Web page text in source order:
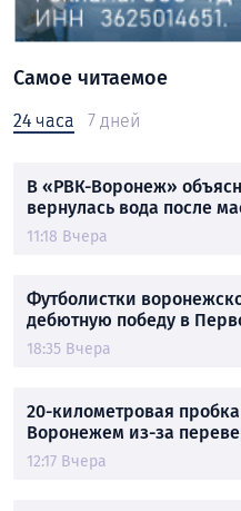
Самое читаемое
24 часа 7 дней
В «РВК-Воронеж»
вернулась вода после
11:18 Вчера
Футболистки
дебютную победу в
18:35 Вчера
20-километровая
Воронежем из-за
12:17 Вчера